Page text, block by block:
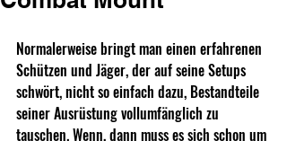
Normalerweise bringt man einen erfahrenen
Schützen und Jäger, der auf seine Setups
schwört, nicht so einfach dazu, Bestandteile
seiner Ausrüstung vollumfänglich zu
tauschen. Wenn, dann muss es sich schon um